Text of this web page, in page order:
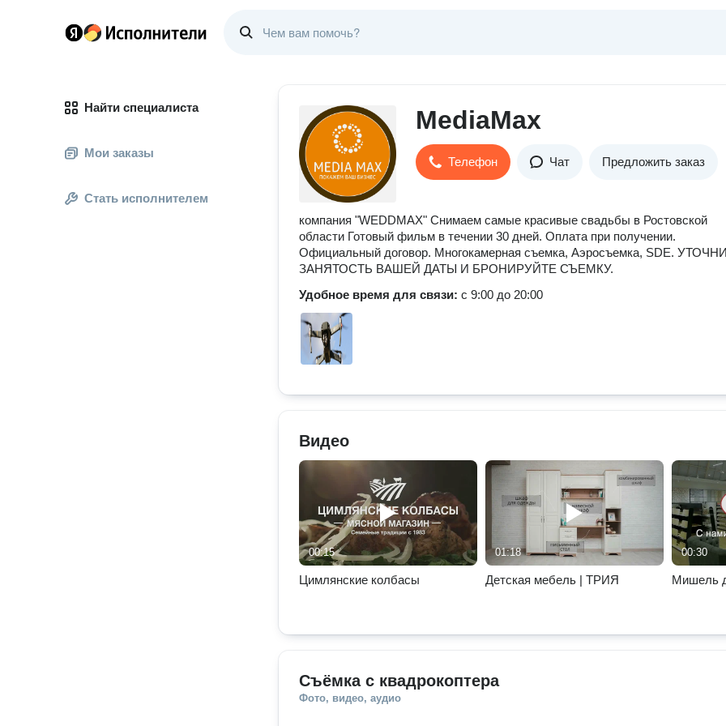
Найти специалиста
Мои заказы
Стать исполнителем
MediaMax
Телефон Чат Предложить заказ
компания "WEDDMAX" Снимаем самые красивые свадьбы в Ростовской
области Готовый фильм в течении 30 дней. Оплата при получении.
Официальный договор. Многокамерная съемка, Аэросъемка, SDE.
ЗАНЯТОСТЬ ВАШЕЙ ДАТЫ И БРОНИРУЙТЕ СЪЕМКУ.
Удобное время для связи: с 9:00 до 20:00
Видео
00:15
Цимлянские колбасы
01:18
Детская мебель | ТРИЯ
00:30
Мишель
Cъёмка с квадрокоптера
Фото, видео, аудио